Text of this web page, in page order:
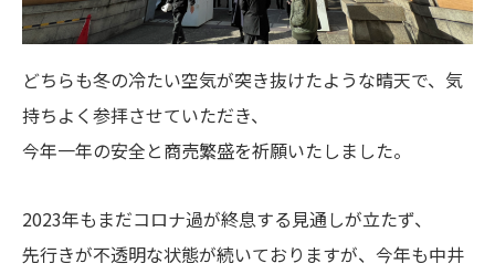
どちらも冬の冷たい空気が突き抜けたような晴天で、気
持ちよく参拝させていただき、
今年一年の安全と商売繁盛を祈願いたしました。
2023年もまだコロナ過が終息する見通しが立たず、
先行きが不透明な状態が続いておりますが、今年も中井